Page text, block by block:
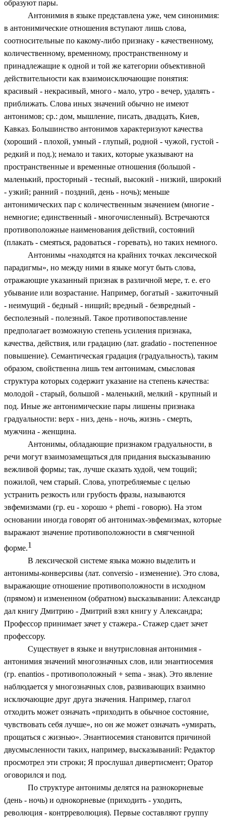
образуют пары.
Антонимия в языке представлена уже, чем синонимия:
в антонимические отношения вступают лишь слова,
соотносительные по какому-либо признаку - качественному,
количественному, временному, пространственному и
принадлежащие к одной и той же категории объективной
действительности как взаимоисключающие понятия:
красивый - некрасивый, много - мало, утро - вечер, удалять -
приближать. Слова иных значений обычно не имеют
антонимов; ср.: дом, мышление, писать, двадцать, Киев,
Кавказ. Большинство антонимов характеризуют качества
(хороший - плохой, умный - глупый, родной - чужой, густой -
редкий и под.); немало и таких, которые указывают на
пространственные и временные отношения (большой -
маленький, просторный - тесный, высокий - низкий, широкий
- узкий; ранний - поздний, день - ночь); меньше
антонимических пар с количественным значением (многие -
немногие; единственный - многочисленный). Встречаются
противоположные наименования действий, состояний
(плакать - смеяться, радоваться - горевать), но таких немного.
Антонимы «находятся на крайних точках лексической
парадигмы», но между ними в языке могут быть слова,
отражающие указанный признак в различной мере, т. е. его
убывание или возрастание. Например, богатый - зажиточный
- неимущий - бедный - нищий; вредный - безвредный -
бесполезный - полезный. Такое противопоставление
предполагает возможную степень усиления признака,
качества, действия, или градацию (лат. gradatio - постепенное
повышение). Семантическая градация (градуальность), таким
образом, свойственна лишь тем антонимам, смысловая
структура которых содержит указание на степень качества:
молодой - старый, большой - маленький, мелкий - крупный и
под. Иные же антонимические пары лишены признака
градуальности: верх - низ, день - ночь, жизнь - смерть,
мужчина - женщина.
Антонимы, обладающие признаком градуальности, в
речи могут взаимозамещаться для придания высказыванию
вежливой формы; так, лучше сказать худой, чем тощий;
пожилой, чем старый. Слова, употребляемые с целью
устранить резкость или грубость фразы, называются
эвфемизмами (гр. еu - хорошо + phemi - говорю). На этом
основании иногда говорят об антонимах-эвфемизмах, которые
выражают значение противоположности в смягченной
форме.1
В лексической системе языка можно выделить и
антонимы-конверсивы (лат. conversio - изменение). Это слова,
выражающие отношение противоположности в исходном
(прямом) и измененном (обратном) высказывании: Александр
дал книгу Дмитрию - Дмитрий взял книгу у Александра;
Профессор принимает зачет у стажера.- Стажер сдает зачет
профессору.
Существует в языке и внутрисловная антонимия -
антонимия значений многозначных слов, или энантиосемия
(гр. enantios - противоположный + sema - знак). Это явление
наблюдается у многозначных слов, развивающих взаимно
исключающие друг друга значения. Например, глагол
отходить может означать «приходить в обычное состояние,
чувствовать себя лучше», но он же может означать «умирать,
прощаться с жизнью». Энантиосемия становится причиной
двусмысленности таких, например, высказываний: Редактор
просмотрел эти строки; Я прослушал дивертисмент; Оратор
оговорился и под.
По структуре антонимы делятся на разнокорневые
(день - ночь) и однокорневые (приходить - уходить,
революция - контрреволюция). Первые составляют группу